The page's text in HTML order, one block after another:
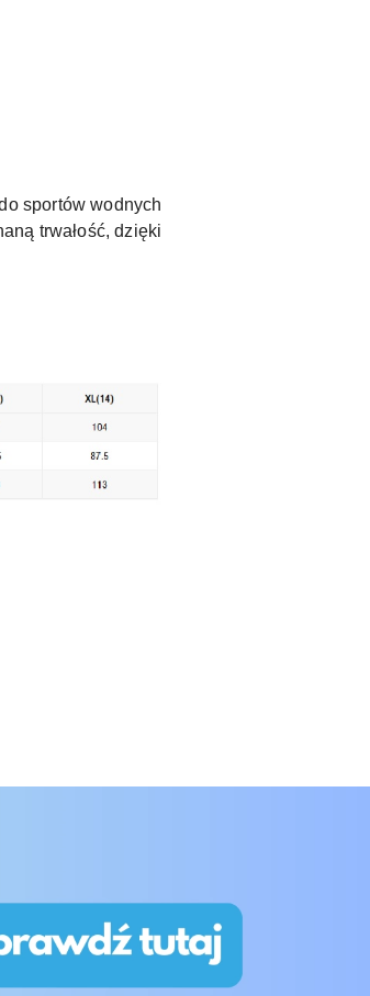
sportów wodnych
trwałość, dzięki